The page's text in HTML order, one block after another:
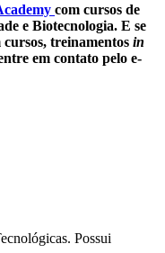
com cursos de
e Biotecnologia. E se
cursos, treinamentos in
em contato pelo e-
Possui